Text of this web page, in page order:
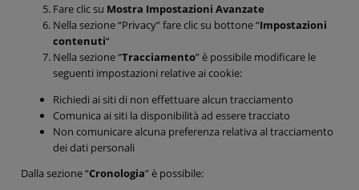
Fare clic su Mostra Impostazioni Avanzate
Nella sezione “Privacy” fare clic su bottone “Impostazioni
contenuti“
Nella sezione “Tracciamento” è possibile modificare le
seguenti impostazioni relative ai cookie:
Richiedi ai siti di non effettuare alcun tracciamento
Comunica ai siti la disponibilità ad essere tracciato
Non comunicare alcuna preferenza relativa al tracciamento
dei dati personali
Dalla sezione “Cronologia” è possibile: